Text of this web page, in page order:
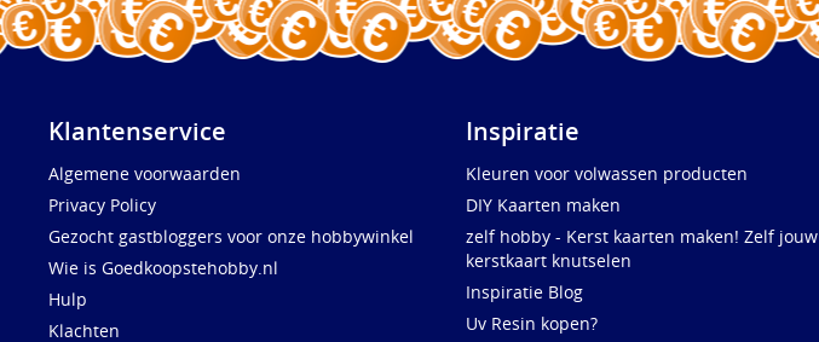
Klantenservice
Algemene voorwaarden
Privacy Policy
Gezocht gastbloggers voor onze hobbywinkel
Wie is Goedkoopstehobby.nl
Hulp
Klachten
Inspiratie
Kleuren voor volwassen producten
DIY Kaarten maken
zelf hobby - Kerst kaarten maken! Zelf jouw
kerstkaart knutselen
Inspiratie Blog
Uv Resin kopen?